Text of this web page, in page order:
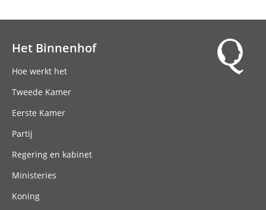
Het Binnenhof
Hoe werkt het
Tweede Kamer
Eerste Kamer
Partij
Regering en kabinet
Ministeries
Koning